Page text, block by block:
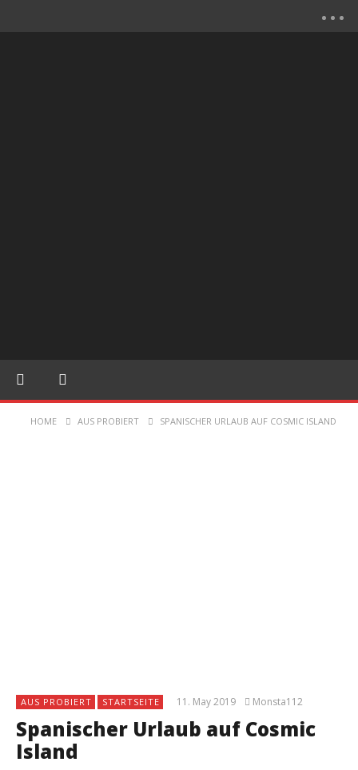
HOME AUS PROBIERT SPANISCHER URLAUB AUF COSMIC ISLAND
AUS PROBIERT STARTSEITE 11. May 2019 Monsta112
Spanischer Urlaub auf Cosmic
Island